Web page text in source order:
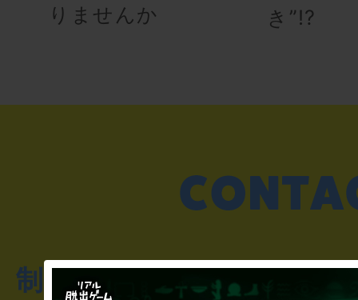
りませんか
き”!?
制作のご相談・コラボレ